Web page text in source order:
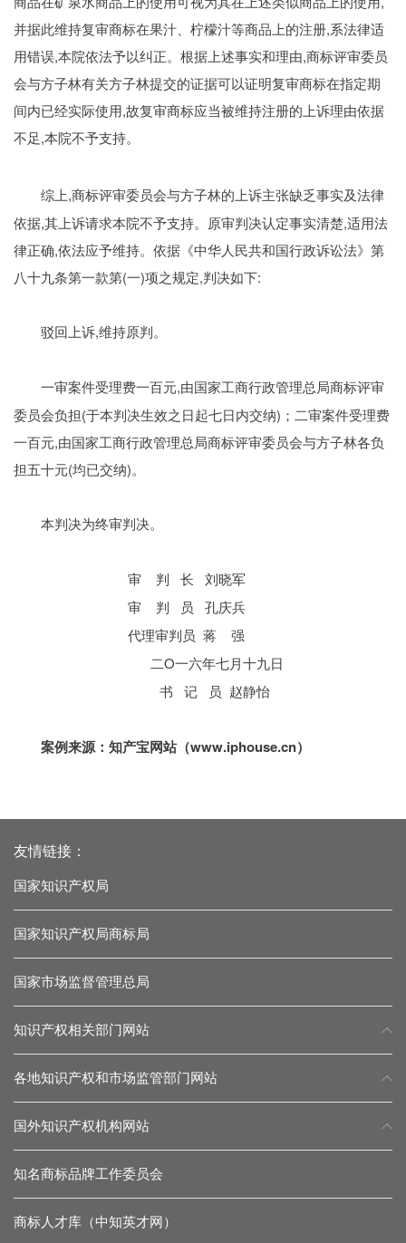
并据此维持复审商标在果汁、柠檬汁等商品上的注册,系法律适
用错误,本院依法予以纠正。根据上述事实和理由,商标评审委员
会与方子林有关方子林提交的证据可以证明复审商标在指定期
间内已经实际使用,故复审商标应当被维持注册的上诉理由依据
不足,本院不予支持。
综上,商标评审委员会与方子林的上诉主张缺乏事实及法律
依据,其上诉请求本院不予支持。原审判决认定事实清楚,适用法
律正确,依法应予维持。依据《中华人民共和国行政诉讼法》第
八十九条第一款第(一)项之规定,判决如下:
驳回上诉,维持原判。
一审案件受理费一百元,由国家工商行政管理总局商标评审
委员会负担(于本判决生效之日起七日内交纳)；二审案件受理费
一百元,由国家工商行政管理总局商标评审委员会与方子林各负
担五十元(均已交纳)。
本判决为终审判决。
审 判 长 刘晓军
审 判 员 孔庆兵
代理审判员 蒋 强
二Ο一六年七月十九日
书 记 员 赵静怡
案例来源：知产宝网站（www.iphouse.cn）
友情链接：
国家知识产权局
国家知识产权局商标局
国家市场监督管理总局
知识产权相关部门网站
各地知识产权和市场监管部门网站
国外知识产权机构网站
知名商标品牌工作委员会
商标人才库（中知英才网）